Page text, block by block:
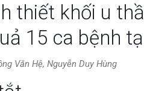
thiết khối u
15 ca bệnh
Văn Hệ, Nguyễn Duy Hùng